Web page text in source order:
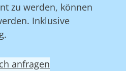
zu werden, können
Inklusive
anfragen